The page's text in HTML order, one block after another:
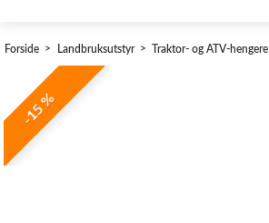
Landbruksutstyr
Hjem, hage, fritid og sjø
Vinter og snøutstyr
Forside Landbruksutstyr Traktor- og ATV-hengere
-15 %